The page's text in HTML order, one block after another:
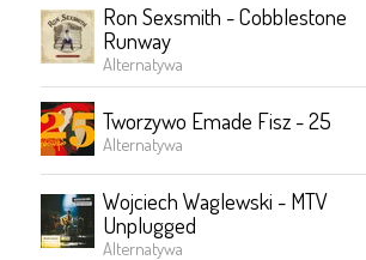
Ron Sexsmith - Cobblestone
Runway
Alternatywa
Tworzywo Emade Fisz - 25
Alternatywa
Wojciech Waglewski - MTV
Unplugged
Alternatywa